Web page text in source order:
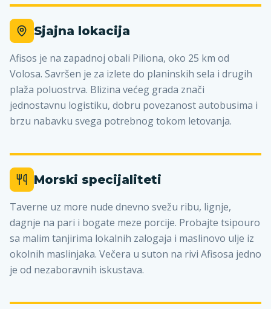
Sjajna lokacija
Afisos je na zapadnoj obali Piliona, oko 25 km od
Volosa. Savršen je za izlete do planinskih sela i drugih
plaža poluostrva. Blizina većeg grada znači
jednostavnu logistiku, dobru povezanost autobusima i
brzu nabavku svega potrebnog tokom letovanja.
Morski specijaliteti
Taverne uz more nude dnevno svežu ribu, lignje,
dagnje na pari i bogate meze porcije. Probajte tsipouro
sa malim tanjirima lokalnih zalogaja i maslinovo ulje iz
okolnih maslinjaka. Večera u suton na rivi Afisosa jedno
je od nezaboravnih iskustava.